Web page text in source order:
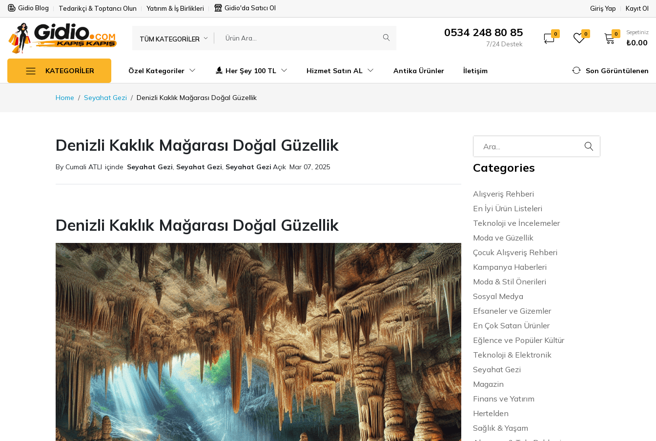
Gidio Blog Tedarikçi & Toptancı Olun Yatırım & İş Birlikleri Gidio'da Satıcı Ol Giriş Yap Kayıt Ol
TÜM KATEGORILER 0534 248 80 85
7/24 Destek
0 0 0 Sepetiniz
₺0.00
KATEGORILER Özel Kategoriler Her Şey 100 TL Hizmet Satın AL Antika Ürünler İletişim Son Görüntülenen
Home Seyahat Gezi Denizli Kaklık Mağarası Doğal Güzellik
Denizli Kaklık Mağarası Doğal Güzellik
By Cumali ATLI içinde Seyahat Gezi Seyahat Gezi Seyahat Gezi Açık Mar 07, 2025
Denizli Kaklık Mağarası Doğal Güzellik
Categories
Alışveriş Rehberi
En İyi Ürün Listeleri
Teknoloji ve İncelemeler
Moda ve Güzellik
Çocuk Alışveriş Rehberi
Kampanya Haberleri
Moda & Stil Önerileri
Sosyal Medya
Efsaneler ve Gizemler
En Çok Satan Ürünler
Eğlence ve Popüler Kültür
Teknoloji & Elektronik
Seyahat Gezi
Magazin
Finans ve Yatırım
Hertelden
Sağlık & Yaşam